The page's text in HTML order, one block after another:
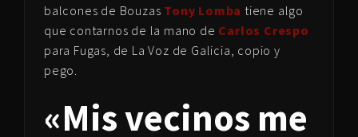
balcones de Bouzas Tony Lomba tiene algo
que contarnos de la mano de Carlos Crespo
para Fugas, de La Voz de Galicia, copio y
pego.
«Mis vecinos me